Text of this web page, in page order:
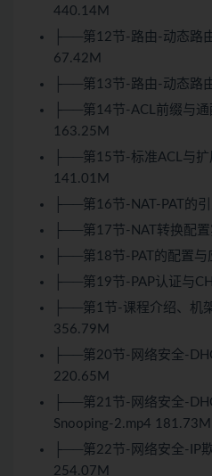
440.14M
├──第12节-路由-动态路
67.42M
├──第13节-路由-动态路
├──第14节-ACL前缀与通
163.25M
├──第15节-标准ACL与
141.01M
├──第16节-NAT-PAT的
├──第17节-NAT转换配
├──第18节-PAT的配置
├──第19节-PAP认证与
├──第1节-课程介绍、机
356.79M
├──第20节-网络安全-
220.65M
├──第21节-网络安全-
Snooping-2.mp4 181.73M
├──第22节-网络安全-IP
254.07M